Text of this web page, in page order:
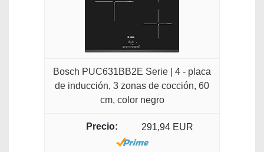
Bosch PUC631BB2E Serie | 4 - placa
de inducción, 3 zonas de cocción, 60
cm, color negro
291,94 EUR